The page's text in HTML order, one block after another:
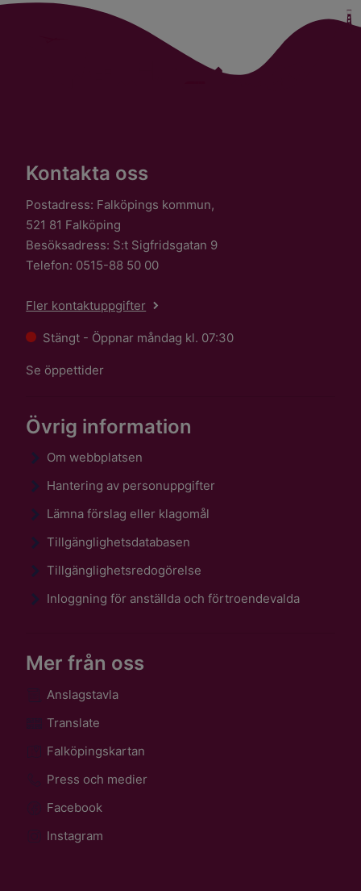
Kontakta oss
Postadress: Falköpings kommun,
521 81 Falköping
Besöksadress: S:t Sigfridsgatan 9
Telefon: 0515-88 50 00
Fler kontaktuppgifter
Stängt - Öppnar måndag kl. 07:30
Se öppettider
Övrig information
Om webbplatsen
Hantering av personuppgifter
Lämna förslag eller klagomål
Tillgänglighetsdatabasen
Tillgänglighetsredogörelse
Inloggning för anställda och förtroendevalda
Mer från oss
Anslagstavla
Translate
Falköpingskartan
Press och medier
Facebook
Instagram